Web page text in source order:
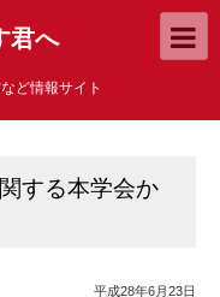
君へ
ど情報サイト
する本学会か
平成28年6月23日